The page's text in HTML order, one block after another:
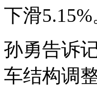
下滑5.15%
孙勇告诉
车结构调